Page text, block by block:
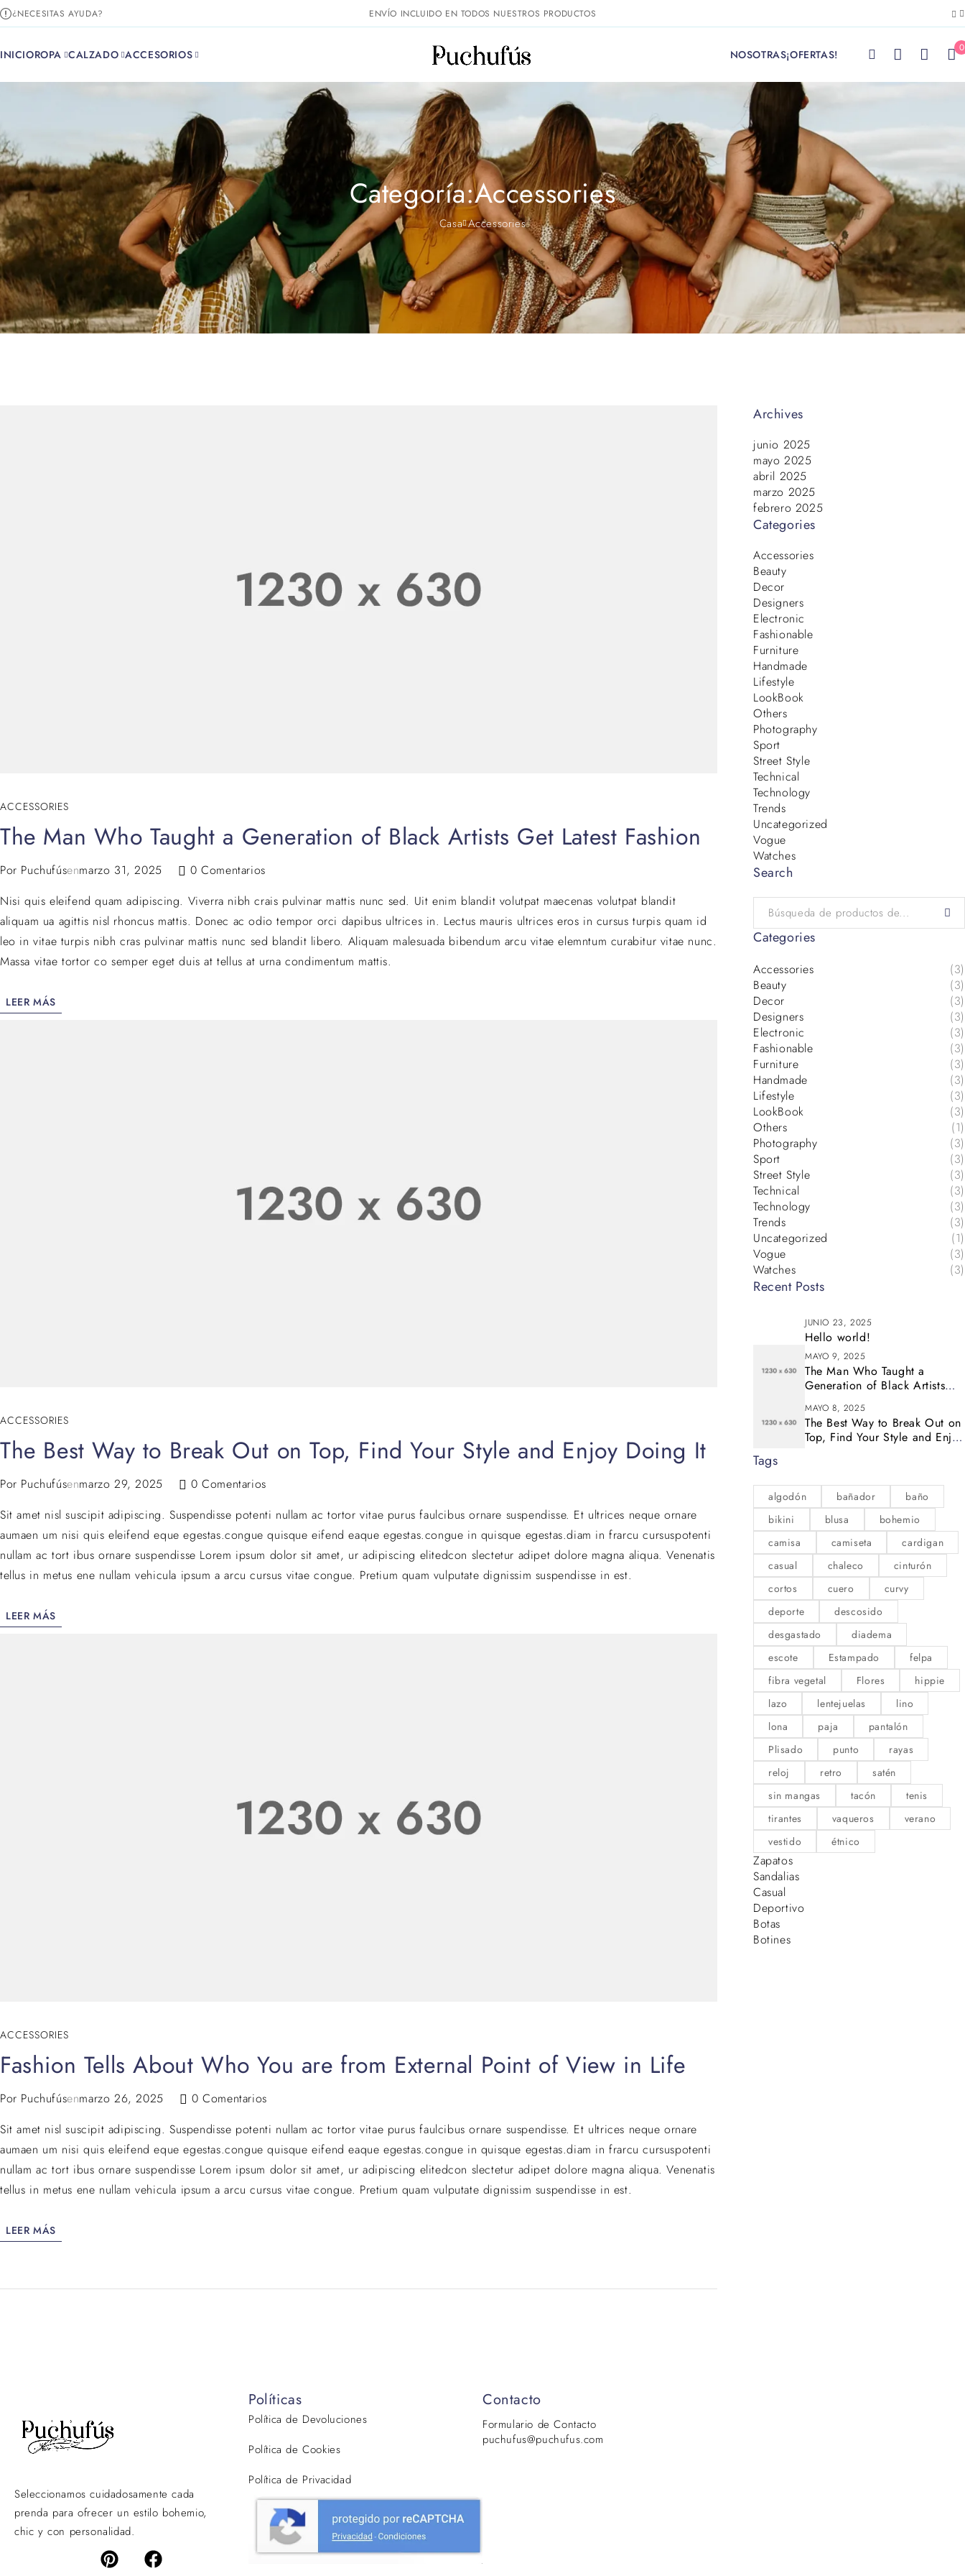
¿NECESITAS AYUDA? ENVÍO INCLUIDO EN TODOS NUESTROS PRODUCTOS
INICIOROPA CALZADO ACCESORIOS NOSOTRAS¡OFERTAS! 0
Categoría:Accessories
Casa Accessories
ACCESSORIES
The Man Who Taught a Generation of Black Artists Get Latest Fashion
Por Puchufúsenmarzo 31, 2025
0 Comentarios
Nisi quis eleifend quam adipiscing. Viverra nibh crais pulvinar mattis nunc sed. Uit enim blandit volutpat maecenas volutpat blandit
aliquam ua agittis nisl rhoncus mattis. Donec ac odio tempor orci dapibus ultrices in. Lectus mauris ultrices eros in cursus turpis quam id
leo in vitae turpis nibh cras pulvinar mattis nunc sed blandit libero. Aliquam malesuada bibendum arcu vitae elemntum curabitur vitae nunc.
Massa vitae tortor co semper eget duis at tellus at urna condimentum mattis.
LEER MÁS
ACCESSORIES
The Best Way to Break Out on Top, Find Your Style and Enjoy Doing It
Por Puchufúsenmarzo 29, 2025
0 Comentarios
Sit amet nisl suscipit adipiscing. Suspendisse potenti nullam ac tortor vitae purus faulcibus ornare suspendisse. Et ultrices neque ornare
aumaen um nisi quis eleifend eque egestas.congue quisque eifend eaque egestas.congue in quisque egestas.diam in frarcu cursuspotenti
nullam ac tort ibus ornare suspendisse Lorem ipsum dolor sit amet, ur adipiscing elitedcon slectetur adipet dolore magna aliqua. Venenatis
tellus in metus ene nullam vehicula ipsum a arcu cursus vitae congue. Pretium quam vulputate dignissim suspendisse in est.
LEER MÁS
ACCESSORIES
Fashion Tells About Who You are from External Point of View in Life
Por Puchufúsenmarzo 26, 2025
0 Comentarios
Sit amet nisl suscipit adipiscing. Suspendisse potenti nullam ac tortor vitae purus faulcibus ornare suspendisse. Et ultrices neque ornare
aumaen um nisi quis eleifend eque egestas.congue quisque eifend eaque egestas.congue in quisque egestas.diam in frarcu cursuspotenti
nullam ac tort ibus ornare suspendisse Lorem ipsum dolor sit amet, ur adipiscing elitedcon slectetur adipet dolore magna aliqua. Venenatis
tellus in metus ene nullam vehicula ipsum a arcu cursus vitae congue. Pretium quam vulputate dignissim suspendisse in est.
LEER MÁS
Archives
junio 2025
mayo 2025
abril 2025
marzo 2025
febrero 2025
Categories
Accessories
Beauty
Decor
Designers
Electronic
Fashionable
Furniture
Handmade
Lifestyle
LookBook
Others
Photography
Sport
Street Style
Technical
Technology
Trends
Uncategorized
Vogue
Watches
Search
Categories
Accessories
(3)
Beauty
(3)
Decor
(3)
Designers
(3)
Electronic
(3)
Fashionable
(3)
Furniture
(3)
Handmade
(3)
Lifestyle
(3)
LookBook
(3)
Others
(1)
Photography
(3)
Sport
(3)
Street Style
(3)
Technical
(3)
Technology
(3)
Trends
(3)
Uncategorized
(1)
Vogue
(3)
Watches
(3)
Recent Posts
JUNIO 23, 2025
Hello world!
MAYO 9, 2025
The Man Who Taught a
Generation of Black Artists
MAYO 8, 2025
The Best Way to Break Out on
Top, Find Your Style and Enjoy
Tags
algodón bañador
baño
bikini
blusa
bohemio
camisa
camiseta
cardigan
casual
chaleco
cinturón
cortos
cuero
curvy
deporte
descosido
desgastado
diadema
escote
Estampado
felpa
fibra vegetal
Flores
hippie
lazo
lentejuelas
lino
lona
paja
pantalón
Plisado
punto
rayas
reloj
retro
satén
sin mangas
tacón
tenis
tirantes
vaqueros
verano
vestido
étnico
Zapatos
Sandalias
Casual
Deportivo
Botas
Botines
Seleccionamos cuidadosamente cada
prenda para ofrecer un estilo bohemio,
chic y con personalidad.
Políticas
Política de Devoluciones
Política de Cookies
Política de Privacidad
Contacto
Formulario de Contacto
puchufus@puchufus.com